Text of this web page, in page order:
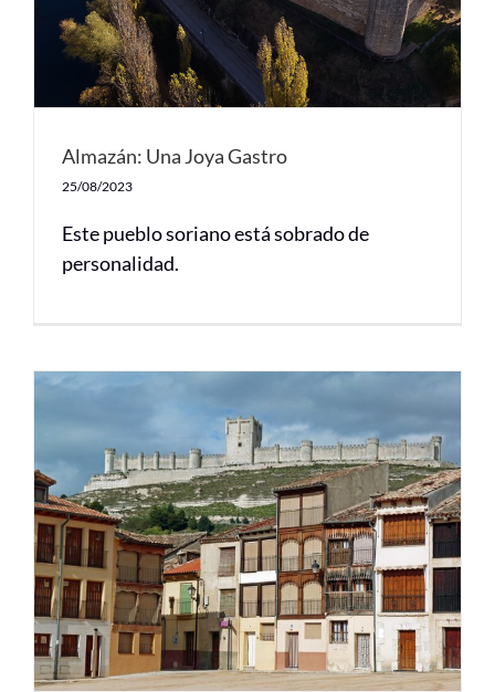
Almazán: Una Joya Gastro
25/08/2023
Este pueblo soriano está sobrado de
personalidad.